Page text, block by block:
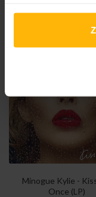
(LP)
Minogue Kylie -
Once (LP)